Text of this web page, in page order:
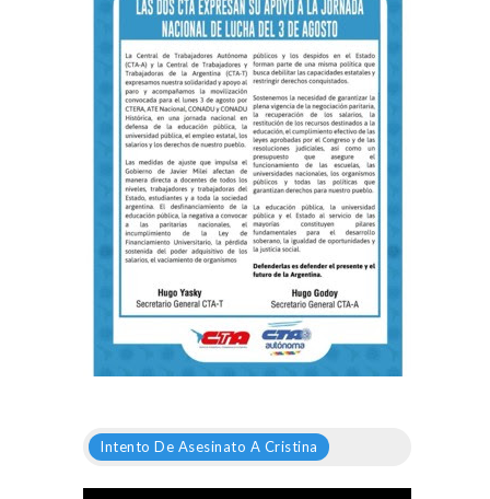
Intento De Asesinato A Cristina